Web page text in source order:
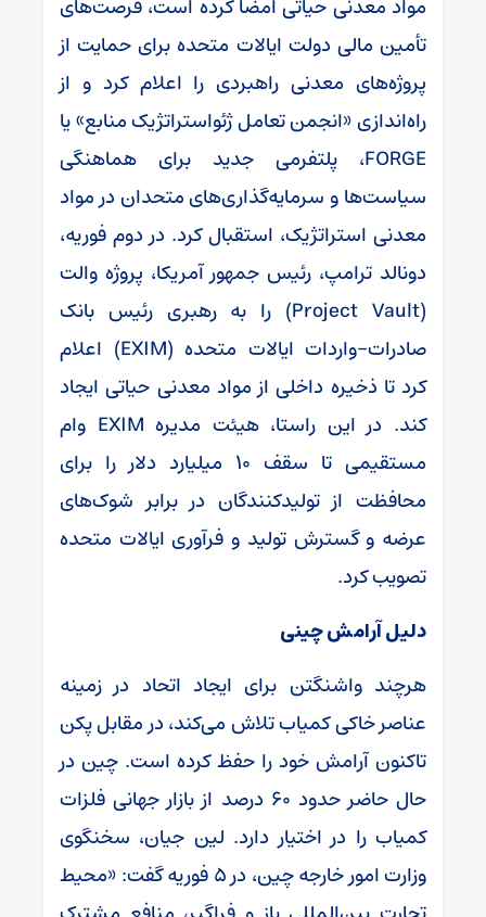
تأمین مالی دولت ایالات متحده برای حمایت از
پروژه‌های معدنی راهبردی را اعلام کرد و از
راه‌اندازی «انجمن تعامل ژئواستراتژیک منابع» یا
FORGE، پلتفرمی جدید برای هماهنگی
سیاست‌ها و سرمایه‌گذاری‌های متحدان در مواد
معدنی استراتژیک، استقبال کرد. در دوم فوریه،
دونالد ترامپ، رئیس جمهور آمریکا، پروژه والت
(Project Vault) را به رهبری رئیس بانک
صادرات-واردات ایالات متحده (EXIM) اعلام
کرد تا ذخیره داخلی از مواد معدنی حیاتی ایجاد
کند. در این راستا، هیئت مدیره EXIM وام
مستقیمی تا سقف ۱۰ میلیارد دلار را برای
محافظت از تولیدکنندگان در برابر شوک‌های
عرضه و گسترش تولید و فرآوری ایالات متحده
تصویب کرد.
دلیل آرامش چینی
هرچند واشنگتن برای ایجاد اتحاد در زمینه
عناصر خاکی کمیاب تلاش می‌کند، در مقابل پکن
تاکنون آرامش خود را حفظ کرده است. چین در
حال حاضر حدود ۶۰ درصد از بازار جهانی فلزات
کمیاب را در اختیار دارد. لین جیان، سخنگوی
وزارت امور خارجه چین، در ۵ فوریه گفت: «محیط